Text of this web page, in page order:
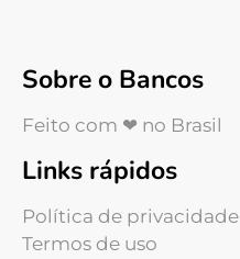
Sobre o Bancos
Feito com ❤ no Brasil
Links rápidos
Política de privacidade
Termos de uso